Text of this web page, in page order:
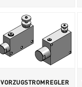
VORZUGSTROMREGLER